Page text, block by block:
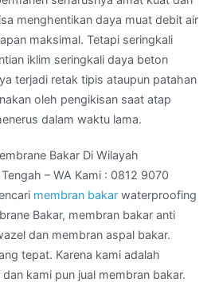
menghentikan daya muat debit air
maksimal. Tetapi seringkali
iklim seringkali daya beton
terjadi retak tipis ataupun patahan
oleh pengikisan saat atap
dalam waktu lama.
Bakar Di Wilayah
– WA Kami : 0812 9070
membran bakar waterproofing
Bakar, membran bakar anti
dan membran aspal bakar.
tepat. Karena kami adalah
kami pun jual membran bakar.